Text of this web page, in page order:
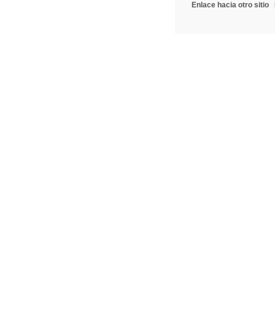
Enlace hacia otro sitio